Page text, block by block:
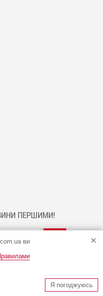
ви
Я погоджуюсь
ПЕРШИМИ!
2009 - 2026